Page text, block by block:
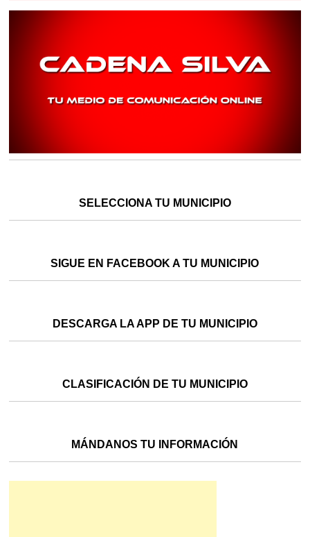
SELECCIONA TU MUNICIPIO
SIGUE EN FACEBOOK A TU MUNICIPIO
DESCARGA LA APP DE TU MUNICIPIO
CLASIFICACIÓN DE TU MUNICIPIO
MÁNDANOS TU INFORMACIÓN